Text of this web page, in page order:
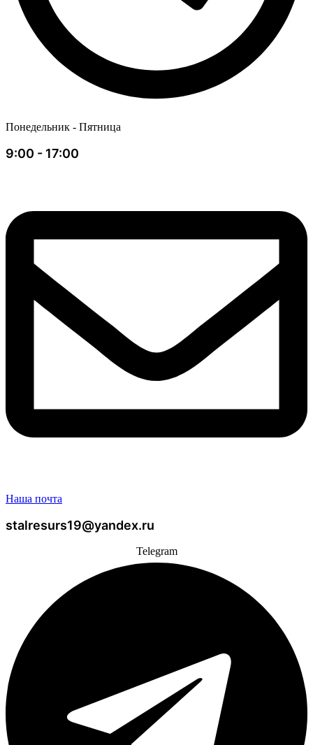
Понедельник - Пятница
9:00 - 17:00
Наша почта
stalresurs19@yandex.ru
Telegram